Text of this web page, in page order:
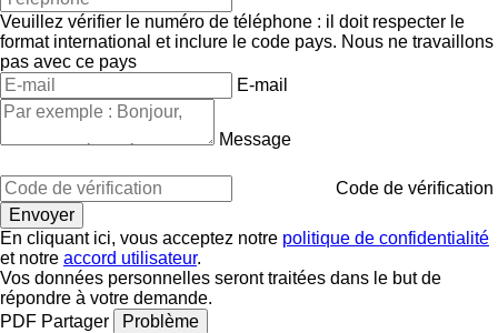
Veuillez vérifier le numéro de téléphone : il doit respecter le
format international et inclure le code pays. Nous ne travaillons
pas avec ce pays
E-mail
Message
Code de vérification
En cliquant ici, vous acceptez notre politique de confidentialité
et notre accord utilisateur.
Vos données personnelles seront traitées dans le but de
répondre à votre demande.
PDF Partager
Problème